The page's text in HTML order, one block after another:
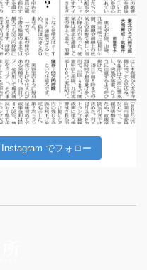
Instagram でフォロー